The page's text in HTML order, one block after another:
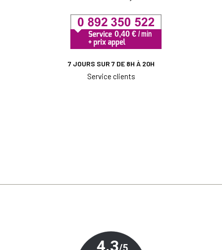
7 JOURS SUR 7 DE 8H À 20H
Service clients